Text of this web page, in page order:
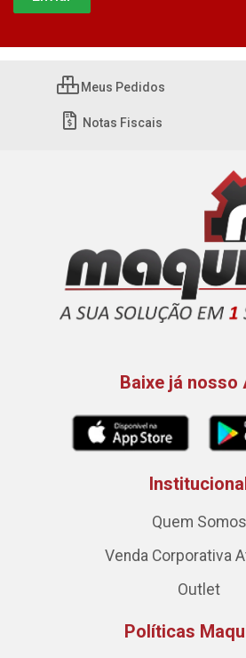
Meus Pedidos
Notas Fiscais
Baixe já nosso
Quem Somos
Venda Corporativa
Outlet
Políticas